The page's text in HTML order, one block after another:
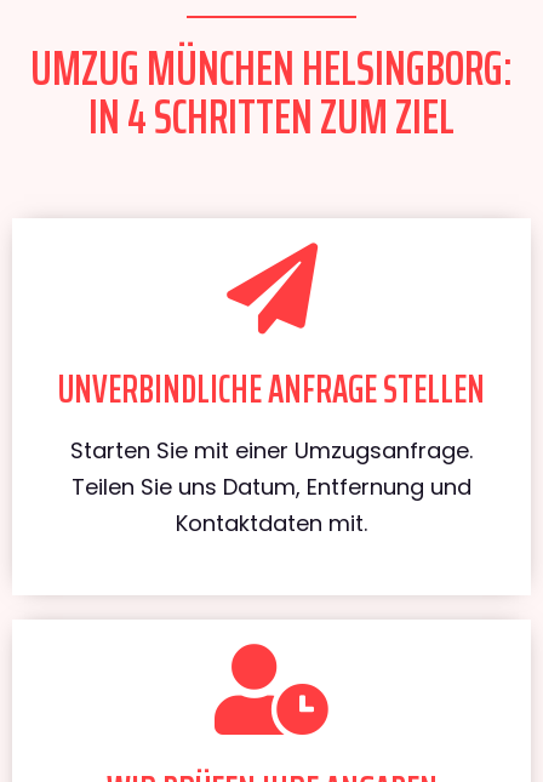
UMZUG MÜNCHEN HELSINGBORG:
IN 4 SCHRITTEN ZUM ZIEL
UNVERBINDLICHE ANFRAGE STELLEN
Starten Sie mit einer Umzugsanfrage.
Teilen Sie uns Datum, Entfernung und
Kontaktdaten mit.